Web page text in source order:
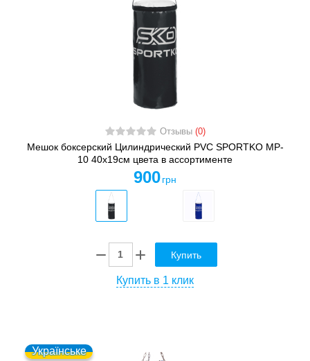
Отзывы (0)
Мешок боксерский Цилиндрический PVC SPORTKO MP-
10 40х19см цвета в ассортименте
900 грн
Купить
Купить в 1 клик
Українське